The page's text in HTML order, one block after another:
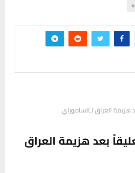
هزيمة العراق لـالساموراي
بعد هزيمة العراق